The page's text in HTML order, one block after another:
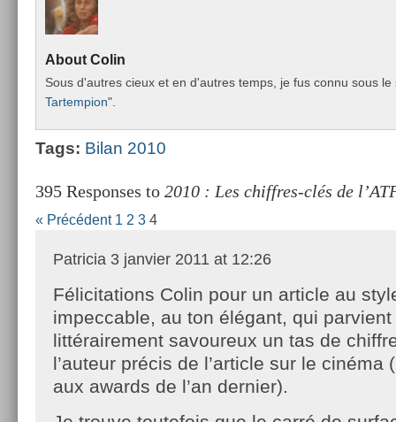
About Colin
Sous d'aut­res cieux et en d'aut­res temps, je fus connu sous le
Tar­temp­ion".
Tags: Bilan 2010
395 Responses to 2010 : Les chiffres-clés de
« Précédent 1 2 3 4
Patricia 3 janvier 2011 at 12:26
Félicitations Colin pour un article au
impeccable, au ton élégant, qui
littérairement savoureux un tas de
l’auteur précis de l’article sur le cinéma
aux awards de l’an dernier).